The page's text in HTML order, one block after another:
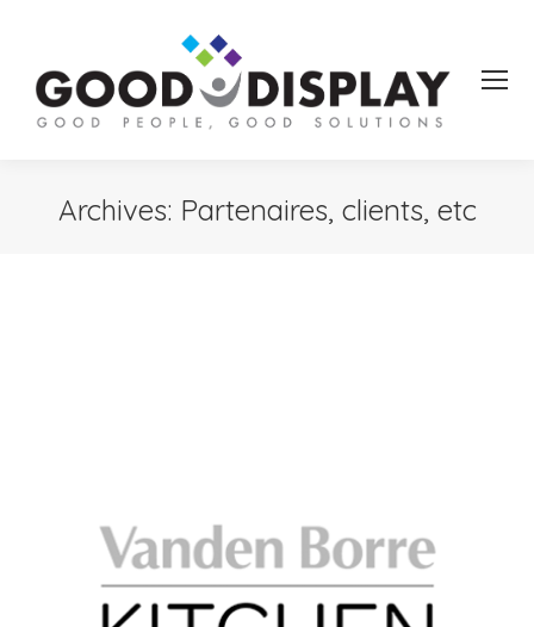
Archives: Partenaires, clients, etc